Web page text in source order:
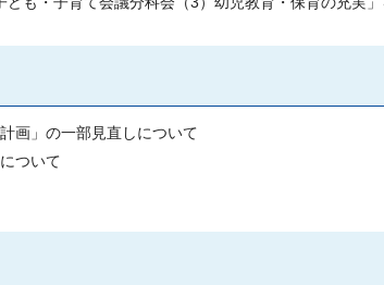
画」の一部見直しについて
ついて